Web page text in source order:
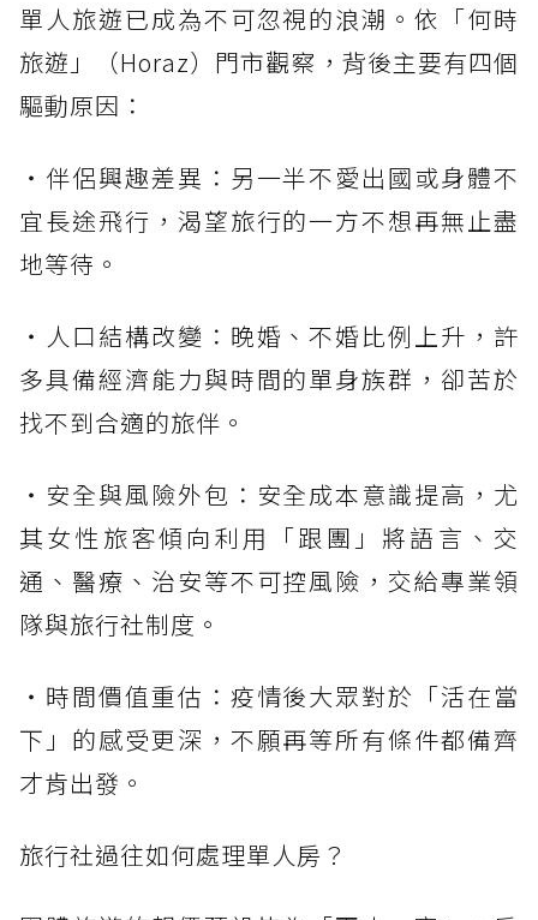
單人旅遊已成為不可忽視的浪潮。依「何時
旅遊」（Horaz）門市觀察，背後主要有四個
驅動原因：
・伴侶興趣差異：另一半不愛出國或身體不
宜長途飛行，渴望旅行的一方不想再無止盡
地等待。
・人口結構改變：晚婚、不婚比例上升，許
多具備經濟能力與時間的單身族群，卻苦於
找不到合適的旅伴。
・安全與風險外包：安全成本意識提高，尤
其女性旅客傾向利用「跟團」將語言、交
通、醫療、治安等不可控風險，交給專業領
隊與旅行社制度。
・時間價值重估：疫情後大眾對於「活在當
下」的感受更深，不願再等所有條件都備齊
才肯出發。
旅行社過往如何處理單人房？